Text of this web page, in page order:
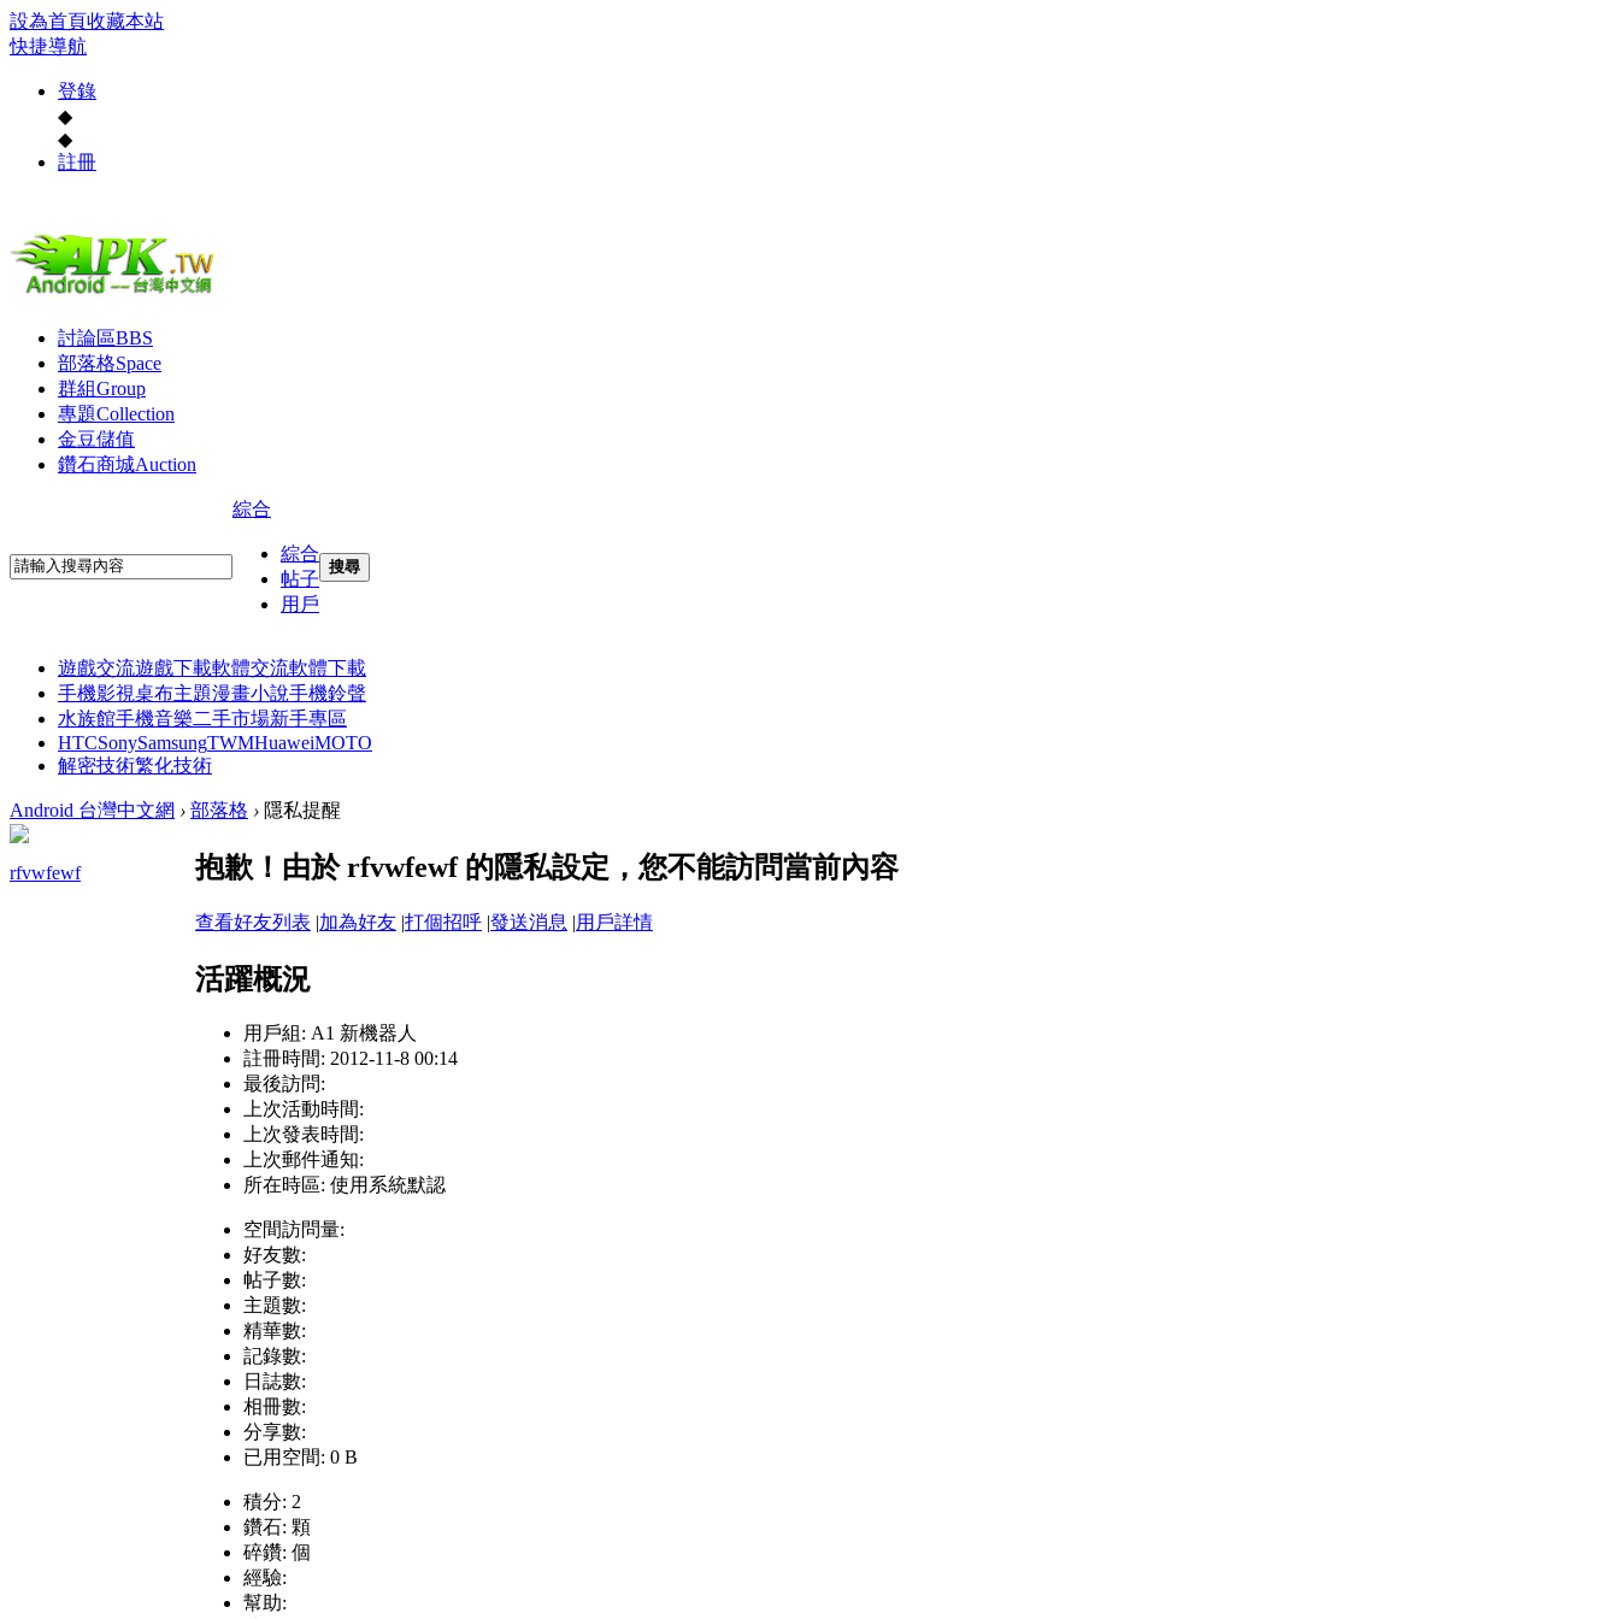
設為首頁收藏本站
快捷導航
登錄
◆
◆
註冊
討論區BBS
部落格Space
群組Group
專題Collection
金豆儲值
鑽石商城Auction
綜合
綜合
帖子
用戶
搜尋
遊戲交流遊戲下載軟體交流軟體下載
手機影視桌布主題漫畫小說手機鈴聲
水族館手機音樂二手市場新手專區
HTCSonySamsungTWMHuaweiMOTO
解密技術繁化技術
Android 台灣中文網 › 部落格 › 隱私提醒
rfvwfewf 抱歉！由於 rfvwfewf 的隱私設定，您不能訪問當前內容
查看好友列表 |加為好友 |打個招呼 |發送消息 |用戶詳情
活躍概況
用戶組: A1 新機器人
註冊時間: 2012-11-8 00:14
最後訪問:
上次活動時間:
上次發表時間:
上次郵件通知:
所在時區: 使用系統默認
空間訪問量:
好友數:
帖子數:
主題數:
精華數:
記錄數:
日誌數:
相冊數:
分享數:
已用空間: 0 B
積分: 2
鑽石: 顆
碎鑽: 個
經驗:
幫助: